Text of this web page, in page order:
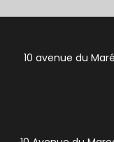
10 avenue du